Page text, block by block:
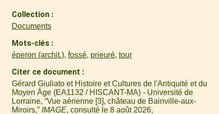
Collection
Documents
Mots-clés
éperon (archit.), fossé, prieuré, tour
Citer ce document
Gérard Giuliato et Histoire et Cultures de l'Antiquité et du
Moyen Âge (EA1132 / HISCANT-MA) - Université de
Lorraine, “Vue aérienne [3], château de Bainville-aux-
Miroirs,” IMAGE, consulté le 8 août 2026,